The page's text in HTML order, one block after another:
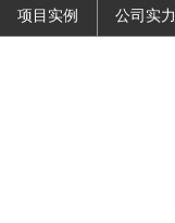
项目实例 公司实力